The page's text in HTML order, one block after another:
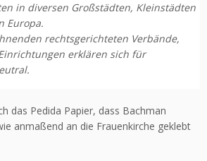
in diversen Großstädten, Kleinstädten
Europa.
rechtsgerichteten Verbände,
erklären sich für
das Pedida Papier, dass Bachman
anmaßend an die Frauenkirche geklebt